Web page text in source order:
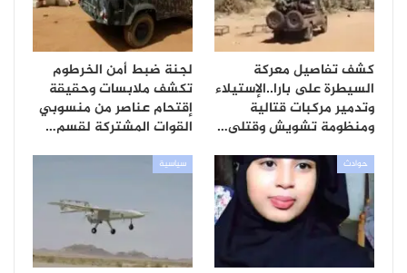
كشف تفاصيل معركة
السيطرة على بارا..الإستيلاء
وتدمير مركبات قتالية
ومنظومة تشويش وقتلى…
لجنة ضبط أمن الخرطوم
تكشف ملابسات وحقيقة
إقتحام عناصر من منسوبي
القوات المشتركة لقسم…
حوادث سياسية